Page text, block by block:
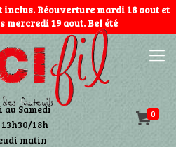
inclus. Réouverture mardi 18 aout et
mercredi 19 aout. Bel été
0
au Samedi
18h
matin